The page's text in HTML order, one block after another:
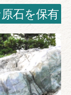
石を保有